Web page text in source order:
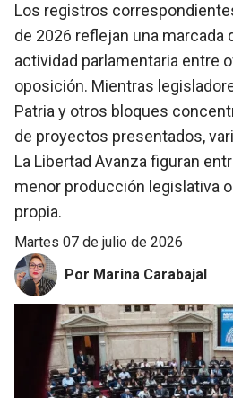
Los registros
de 2026 reflejan una marcada
actividad parlamentaria entre
oposición. Mientras
Patria y otros bloques
de proyectos presentados,
La Libertad Avanza figuran
menor producción legislativa
propia.
martes 07 de julio de 2026
Por Marina Carabajal